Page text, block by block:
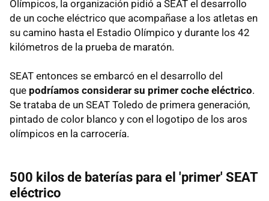
Olímpicos, la organización pidió a SEAT el desarrollo
de un coche eléctrico que acompañase a los atletas en
su camino hasta el Estadio Olímpico y durante los 42
kilómetros de la prueba de maratón.
SEAT entonces se embarcó en el desarrollo del
que podríamos considerar su primer coche eléctrico.
Se trataba de un SEAT Toledo de primera generación,
pintado de color blanco y con el logotipo de los aros
olímpicos en la carrocería.
500 kilos de baterías para el 'primer' SEAT
eléctrico